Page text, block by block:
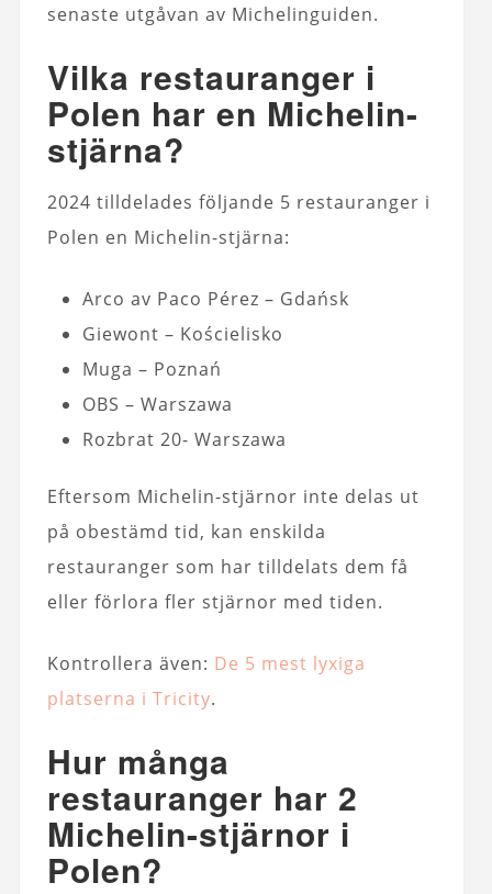
senaste utgåvan av Michelinguiden.
Vilka restauranger i
Polen har en Michelin-
stjärna?
2024 tilldelades följande 5 restauranger i
Polen en Michelin-stjärna:
Arco av Paco Pérez – Gdańsk
Giewont – Kościelisko
Muga – Poznań
OBS – Warszawa
Rozbrat 20- Warszawa
Eftersom Michelin-stjärnor inte delas ut
på obestämd tid, kan enskilda
restauranger som har tilldelats dem få
eller förlora fler stjärnor med tiden.
Kontrollera även: De 5 mest lyxiga
platserna i Tricity.
Hur många
restauranger har 2
Michelin-stjärnor i
Polen?